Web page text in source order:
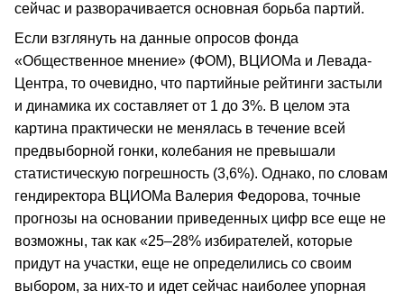
сейчас и разворачивается основная борьба партий.
Если взглянуть на данные опросов фонда
«Общественное мнение» (ФОМ), ВЦИОМа и Левада-
Центра, то очевидно, что партийные рейтинги застыли
и динамика их составляет от 1 до 3%. В целом эта
картина практически не менялась в течение всей
предвыборной гонки, колебания не превышали
статистическую погрешность (3,6%). Однако, по словам
гендиректора ВЦИОМа Валерия Федорова, точные
прогнозы на основании приведенных цифр все еще не
возможны, так как «25–28% избирателей, которые
придут на участки, еще не определились со своим
выбором, за них-то и идет сейчас наиболее упорная